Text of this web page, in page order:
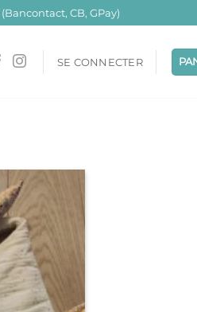
CB, GPay)
SE CONNECTER